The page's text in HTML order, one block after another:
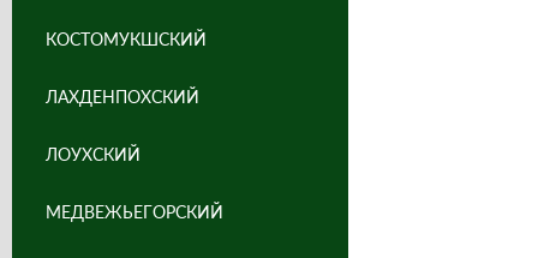
КОСТОМУКШСКИЙ
ЛАХДЕНПОХСКИЙ
ЛОУХСКИЙ
МЕДВЕЖЬЕГОРСКИЙ